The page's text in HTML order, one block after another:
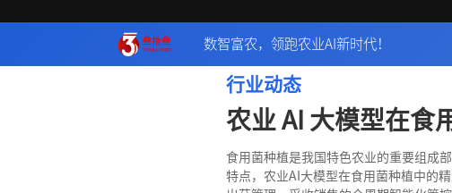
数智富农，领跑农业AI新时代！
行业动态
农业 AI 大模型在食
食用菌种植是我国特色农业的重要组成
特点，农业AI大模型在食用菌种植中的